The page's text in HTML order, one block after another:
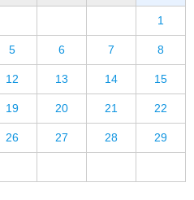
1
5 6 7 8
12 13 14 15
19 20 21 22
26 27 28 29